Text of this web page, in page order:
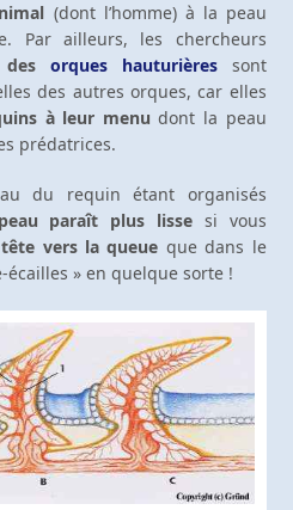
(dont l’homme) à la peau
Par ailleurs, les chercheurs
des orques hauturièressont
des autres orques, car elles
à leur menu dont la peau
prédatrices.
du requin étant organisés
peau paraît plus lisse si vous
tête vers la queue que dans le
écailles » en quelque sorte !